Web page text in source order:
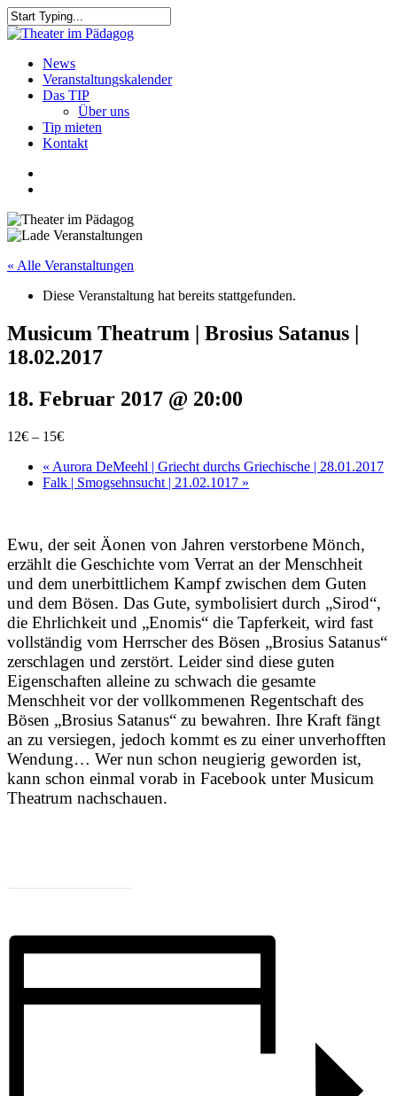
Skip
to
content
Close
search
Menu
News
Veranstaltungskalender
Das TIP
Über uns
Tip mieten
Kontakt
« Alle Veranstaltungen
Diese Veranstaltung hat bereits stattgefunden.
Musicum Theatrum | Brosius Satanus |
18.02.2017
18. Februar 2017 @ 20:00
12€ – 15€
« Aurora DeMeehl | Griecht durchs Griechische | 28.01.2017
Falk | Smogsehnsucht | 21.02.1017 »
Ewu, der seit Äonen von Jahren verstorbene Mönch,
erzählt die Geschichte vom Verrat an der Menschheit
und dem unerbittlichem Kampf zwischen dem Guten
und dem Bösen. Das Gute, symbolisiert durch „Sirod“,
die Ehrlichkeit und „Enomis“ die Tapferkeit, wird fast
vollständig vom Herrscher des Bösen „Brosius Satanus“
zerschlagen und zerstört. Leider sind diese guten
Eigenschaften alleine zu schwach die gesamte
Menschheit vor der vollkommenen Regentschaft des
Bösen „Brosius Satanus“ zu bewahren. Ihre Kraft fängt
an zu versiegen, jedoch kommt es zu einer unverhofften
Wendung… Wer nun schon neugierig geworden ist,
kann schon einmal vorab in Facebook unter Musicum
Theatrum nachschauen.